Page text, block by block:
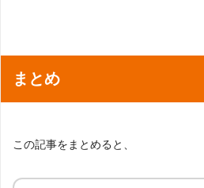
まとめ
この記事をまとめると、